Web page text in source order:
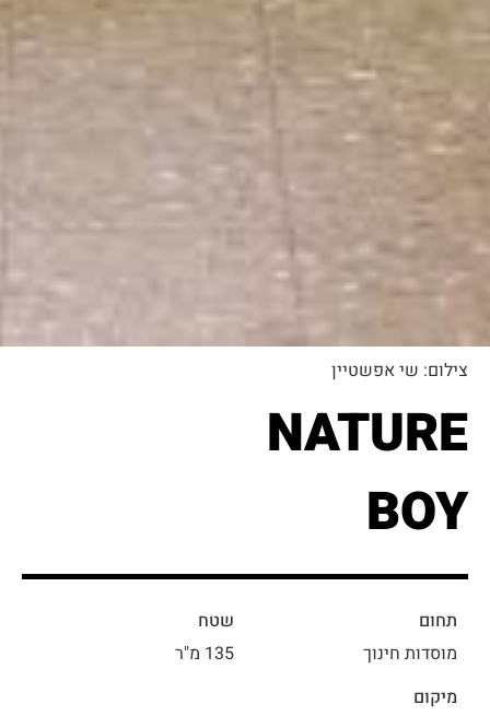
NATURE
BOY
תחום
מוסדות חינוך
שטח
135 מ"ר
מיקום
צילום: שי אפשטיין